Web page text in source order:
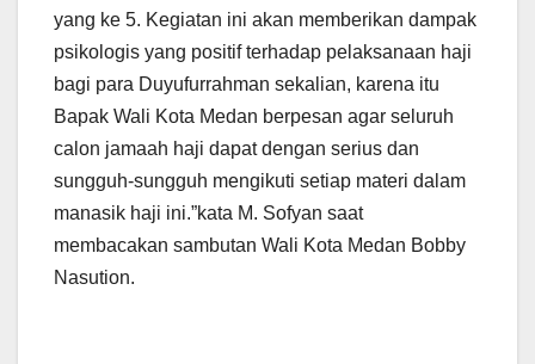
yang ke 5. Kegiatan ini akan memberikan dampak
psikologis yang positif terhadap pelaksanaan haji
bagi para Duyufurrahman sekalian, karena itu
Bapak Wali Kota Medan berpesan agar seluruh
calon jamaah haji dapat dengan serius dan
sungguh-sungguh mengikuti setiap materi dalam
manasik haji ini.”kata M. Sofyan saat
membacakan sambutan Wali Kota Medan Bobby
Nasution.